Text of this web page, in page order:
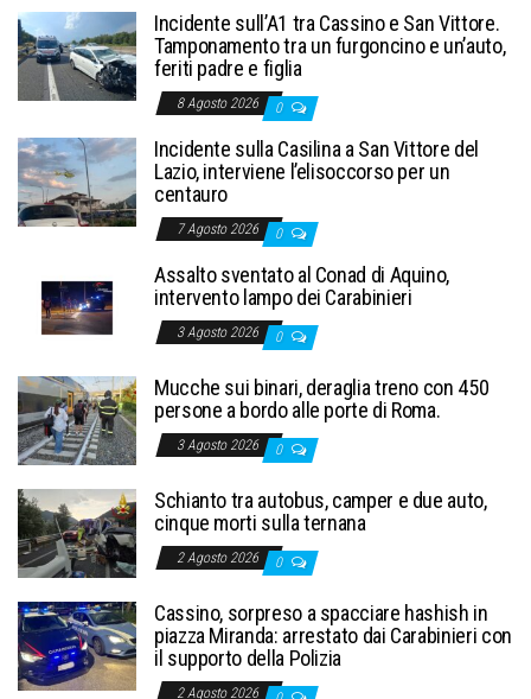
Incidente sull’A1 tra Cassino e San Vittore.
Tamponamento tra un furgoncino e un’auto,
feriti padre e figlia
8 Agosto 2026 0
Incidente sulla Casilina a San Vittore del
Lazio, interviene l’elisoccorso per un
centauro
7 Agosto 2026 0
Assalto sventato al Conad di Aquino,
intervento lampo dei Carabinieri
3 Agosto 2026 0
Mucche sui binari, deraglia treno con 450
persone a bordo alle porte di Roma.
3 Agosto 2026 0
Schianto tra autobus, camper e due auto,
cinque morti sulla ternana
2 Agosto 2026 0
Cassino, sorpreso a spacciare hashish in
piazza Miranda: arrestato dai Carabinieri con
il supporto della Polizia
2 Agosto 2026